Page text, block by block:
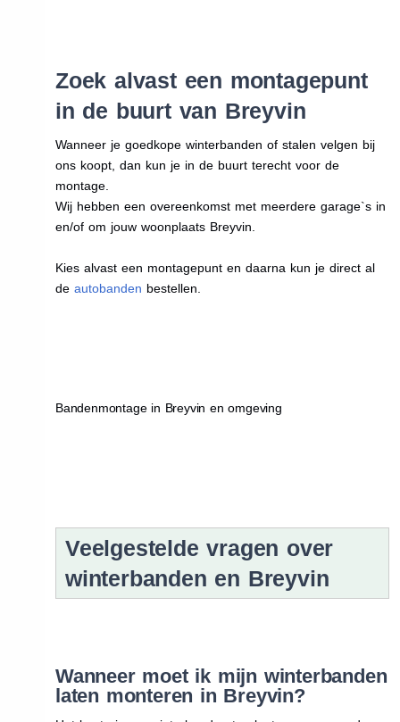
Zoek alvast een montagepunt
in de buurt van Breyvin
Wanneer je goedkope winterbanden of stalen velgen bij
ons koopt, dan kun je in de buurt terecht voor de
montage.
Wij hebben een overeenkomst met meerdere garage`s in
en/of om jouw woonplaats Breyvin.
Kies alvast een montagepunt en daarna kun je direct al
de autobanden bestellen.
Bandenmontage in Breyvin en omgeving
Veelgestelde vragen over
winterbanden en Breyvin
Wanneer moet ik mijn winterbanden
laten monteren in Breyvin?